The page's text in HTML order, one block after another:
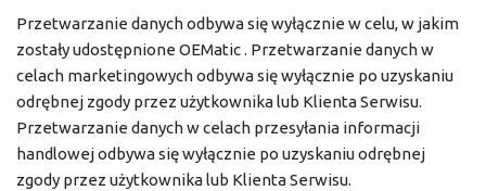
Przetwarzanie danych odbywa się wyłącznie w celu, w jakim
zostały udostępnione OEMatic . Przetwarzanie danych w
celach marketingowych odbywa się wyłącznie po uzyskaniu
odrębnej zgody przez użytkownika lub Klienta Serwisu.
Przetwarzanie danych w celach przesyłania informacji
handlowej odbywa się wyłącznie po uzyskaniu odrębnej
zgody przez użytkownika lub Klienta Serwisu.